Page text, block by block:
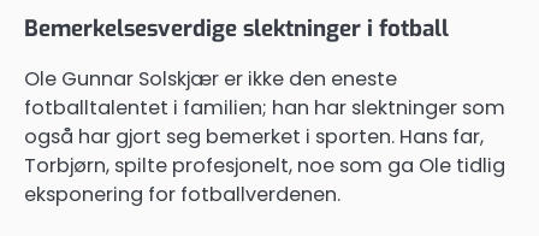
Bemerkelsesverdige slektninger i fotball
Ole Gunnar Solskjær er ikke den eneste
fotballtalentet i familien; han har slektninger som
også har gjort seg bemerket i sporten. Hans far,
Torbjørn, spilte profesjonelt, noe som ga Ole tidlig
eksponering for fotballverdenen.